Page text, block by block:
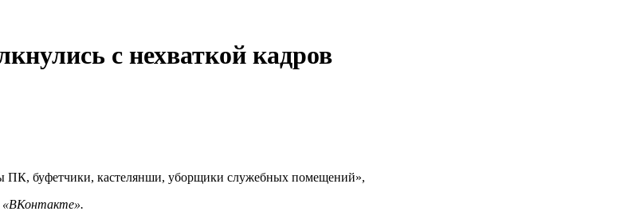
с нехваткой кадров
ПК, буфетчики, кастелянши, уборщики служебных помещений»,
«ВКонтакте».